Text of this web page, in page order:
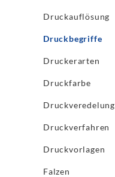
Druckauflösung
Druckbegriffe
Druckerarten
Druckfarbe
Druckveredelung
Druckverfahren
Druckvorlagen
Falzen